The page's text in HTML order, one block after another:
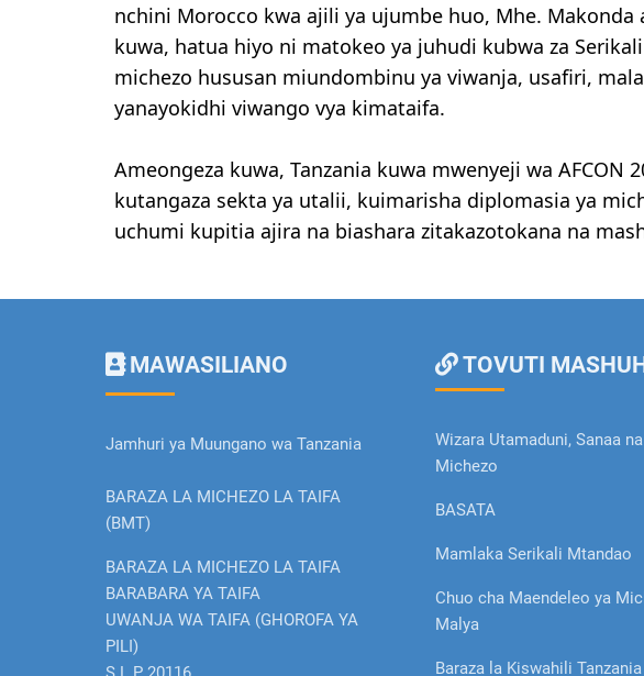
nchini Morocco kwa ajili ya ujumbe huo, Mhe. Makonda
kuwa, hatua hiyo ni matokeo ya juhudi kubwa za
michezo hususan miundombinu ya viwanja, usafiri,
yanayokidhi viwango vya kimataifa.
Ameongeza kuwa, Tanzania kuwa mwenyeji wa AFCON
kutangaza sekta ya utalii, kuimarisha diplomasia ya
uchumi kupitia ajira na biashara zitakazotokana na
MAWASILIANO
Jamhuri ya Muungano wa Tanzania
BARAZA LA MICHEZO LA TAIFA
(BMT)
BARAZA LA MICHEZO LA TAIFA
BARABARA YA TAIFA
UWANJA WA TAIFA (GHOROFA YA
PILI)
TOVUTI
Wizara Utamaduni, Sanaa na
Michezo
BASATA
Mamlaka Serikali Mtandao
Chuo cha Maendeleo ya
Malya
Baraza la Kiswahili Tanzania